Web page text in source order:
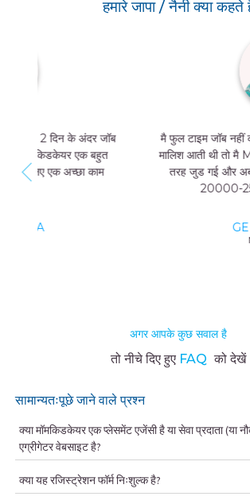
हमारे जापा / नैनी क्या कहते
मै फुल टाइम जॉब नहीं कर सकती थी, और मुझे
मालिश आती थी तो मै MomKidCare के साथ
तरह जुड गई और अब में दिन में सिर्फ 4 घंटे
20000-25000 तक कमा सकती
अगर आपके कुछ सवाल है
तो नीचे दिए हुए FAQ को देखें
सामान्यतःपूछे जाने वाले प्रश्न
क्या मॉमकिडकेयर एक प्लेसमेंट एजेंसी है या सेवा प्रदाता (या
एग्रीगेटर वेबसाइट है?
क्या यह रजिस्ट्रेशन फॉर्म निःशुल्क है?